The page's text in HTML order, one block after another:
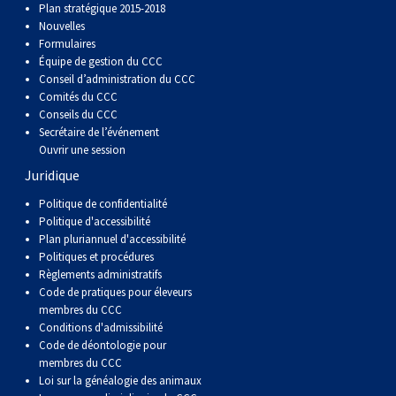
Berger anglais
Berger polonais de plaine
Berger portugais
Schapendoes néerlandais
Berger Shetland
Chien d’eau espagnol
Vallhund suédois
Chien Ibizan
Lévrier irlandais
Norrbottenspets
Lundehund norvégien
Otterhound
Petit basset griffon vendéen
Pharaoh Hound
Terrier tibétain
Xoloitzcuintli (moyen)
Xoloïtzcuintli (standard)
Setter irlandais
Épagneul cocker américain
Épagneul d’eau américain
Épagneul breton
Épagneul Clumber
Épagneul cocker anglais
Épagneul springer anglais
Terrier de Norwich
Terrier du révérend Russell
Terrier chasseur de rat
Schnauzer (nain)
Terrier écossais
Terrier Sealyham
Terrier Skye
Caniche (nain)
Carlin
Petit chien russe
Fox terrier miniature
Terrier de Manchester nain
Xoloitzcuintli (nain)
Terrier du Yorkshire
Grand bouvier suisse
Chien du Groenland
Hovawart
Komondor
Kuvasz
Leonberger
Mastiff
Top Dogs
Plan stratégique 2015-2018
Nouvelles
Formulaires
Équipe de gestion du CCC
Conseil d’administration du CCC
Comités du CCC
Conseils du CCC
Secrétaire de l’événement
Ouvrir une session
Juridique
Politique de confidentialité
Politique d'accessibilité
Plan pluriannuel d'accessibilité
Politiques et procédures
Règlements administratifs
Code de pratiques pour éleveurs
membres du CCC
Conditions d'admissibilité
Code de déontologie pour
membres du CCC
Loi sur la généalogie des animaux